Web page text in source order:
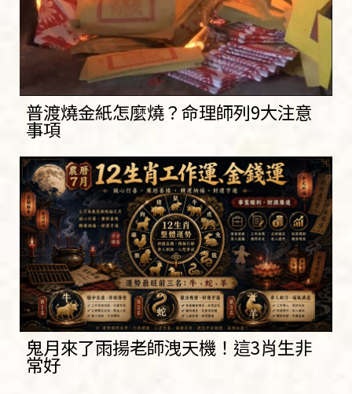
普渡燒金紙怎麼燒？命理師列9大注意
事項
鬼月來了雨揚老師洩天機！這3肖生非
常好